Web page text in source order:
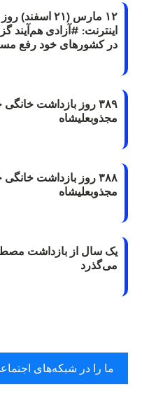
۱۲ مارس (۲۱
در کشورهای خود رفع
۳۸۹ روز بازداشت
مجذوبعلیشاه
۳۸۸ روز بازداشت
مجذوبعلیشاه
یک سال از بازداشت
می‌گذرد
ما را در شبکه‌های